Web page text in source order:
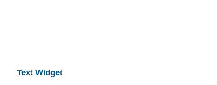
Text Widget